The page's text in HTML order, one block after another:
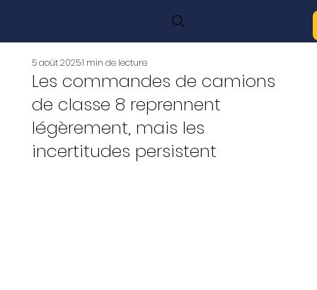
Les commandes de camions
de classe 8 reprennent
légèrement, mais les
incertitudes persistent
5 août 20251 min de lecture